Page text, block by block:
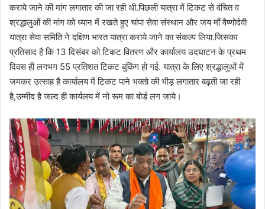
कराये जाने की मांग लगातार की जा रही थी.पिछली यात्रा में टिकट से वंचित व
श्रद्धालुओं की मांग को ध्यान में रखते हुए चांपा सेवा संस्थान और जय माँ वैष्णोदेवी
यात्रा सेवा समिति ने दक्षिण भारत यात्रा कराये जाने का संकल्प लिया.जिसका
प्रतिसाद है कि 13 दिसंबर को टिकट वितरण और कार्यालय उदघाटन के प्रथम
दिवस ही लगभग 55 प्रतिशत टिकट बुकिंग हो गई. यात्रा के लिए श्रद्धालुओं में
जमकर उत्साह है कार्यालय में टिकट पाने भक्तो की भीड़ लगातार बढ़ती जा रही
है,उम्मीद है जल्द ही कार्यलय में नो रूम का बोर्ड लग जाये।